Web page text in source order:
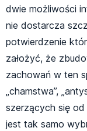
dwie możliwości
nie dostarcza
potwierdzenie
założyć, że
zachowań w ten
„chamstwa”,
szerzących się
jest tak samo